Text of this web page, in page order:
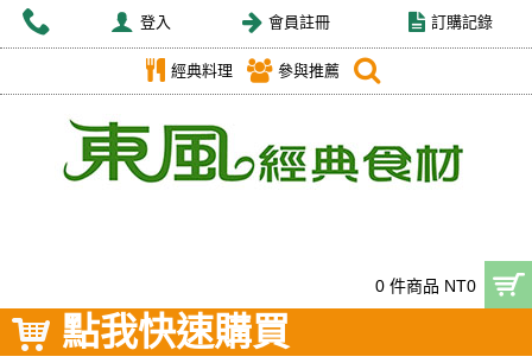
登入 會員註冊 訂購記錄
經典料理 參與推薦
0 件商品 NT0
點我快速購買